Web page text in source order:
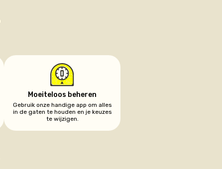
Moeiteloos beheren
Gebruik onze handige app om alles
in de gaten te houden en je keuzes
te wijzigen.